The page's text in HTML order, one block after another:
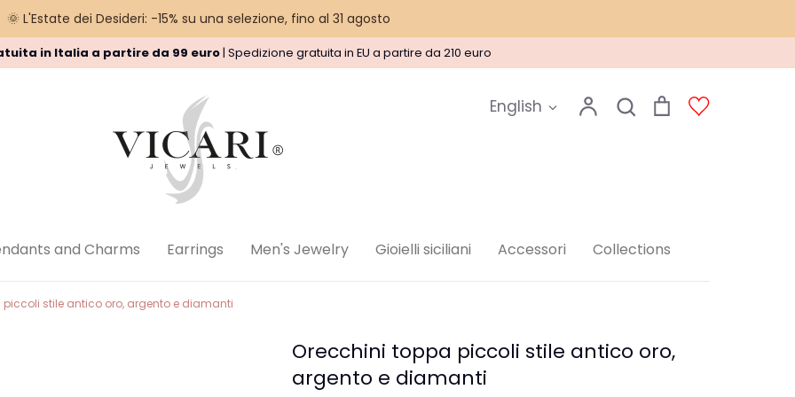
🌞 L'Estate dei Desideri: -15% su una selezione, fino al 31 agosto
in Italia a partire da 99 euro| Spedizione gratuita in EU a partire da 210 euro
Language
English AccountSearch
Search
Legal
Cart Account
and Charms Earrings Men's Jewelry Gioielli siciliani Accessori Collections
piccoli stile antico oro, argento e diamanti
Orecchini toppa piccoli stile antico oro,
argento e diamanti